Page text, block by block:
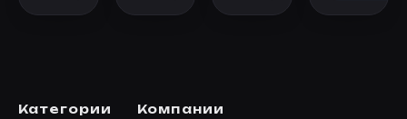
Категории Компании